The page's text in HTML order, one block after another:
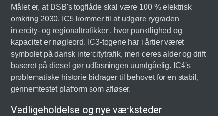
Målet er, at DSB's togflåde skal være 100 % elektrisk
omkring 2030. IC5 kommer til at udgøre rygraden i
intercity- og regionaltrafikken, hvor punktlighed og
kapacitet er nøgleord. IC3-togene har i årtier været
symbolet på dansk intercitytrafik, men deres alder og drift
baseret på diesel gør udfasningen uundgåelig. IC4's
problematiske historie bidrager til behovet for en stabil,
gennemtestet platform som afløser.
Vedligeholdelse og nye værksteder